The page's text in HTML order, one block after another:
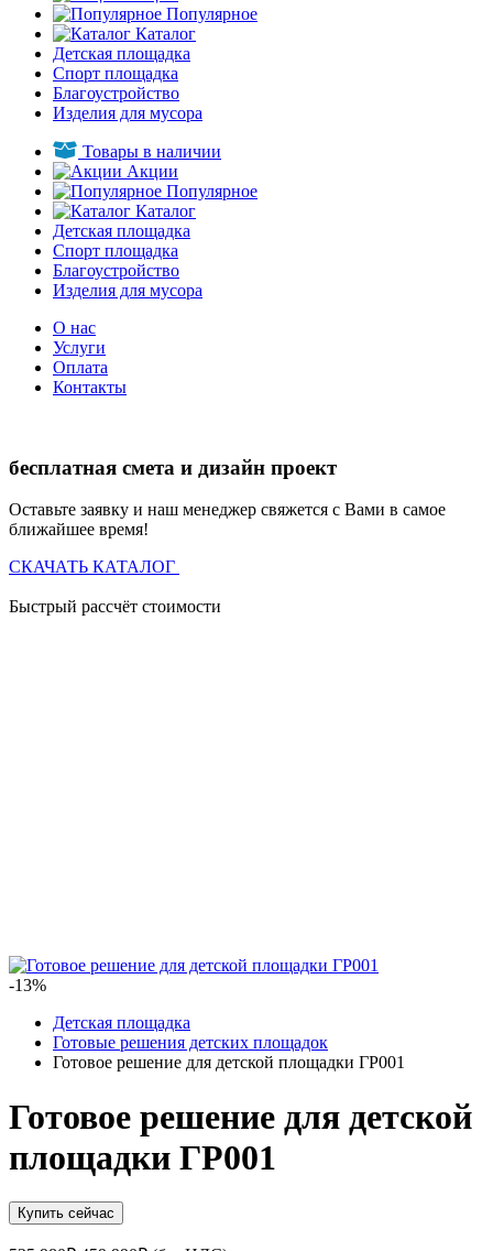
Популярное
Каталог
Детская площадка
Спорт площадка
Благоустройство
Изделия для мусора
Товары в наличии
Акции
Популярное
Каталог
Детская площадка
Спорт площадка
Благоустройство
Изделия для мусора
О нас
Услуги
Оплата
Контакты
бесплатная смета и дизайн проект
Оставьте заявку и наш менеджер свяжется с Вами в самое
ближайшее время!
СКАЧАТЬ КАТАЛОГ
Быстрый рассчёт стоимости
-13%
Детская площадка
Готовые решения детских площадок
Готовое решение для детской площадки ГР001
Готовое решение для детской
площадки ГР001
Купить сейчас